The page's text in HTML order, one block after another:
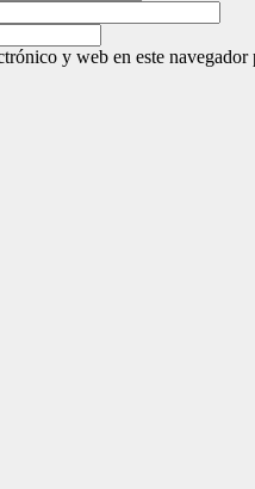
y web en este